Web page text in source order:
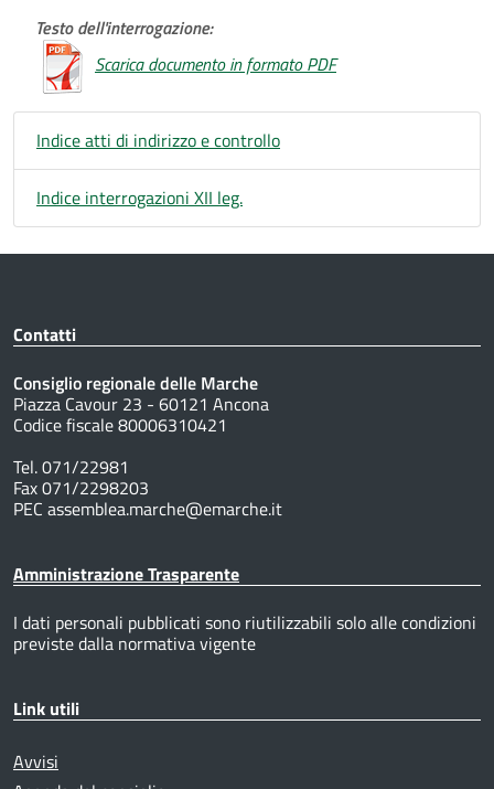
Testo dell'interrogazione:
Scarica documento in formato PDF
Indice atti di indirizzo e controllo
Indice interrogazioni XII leg.
Contatti
Consiglio regionale delle Marche
Piazza Cavour 23 - 60121 Ancona
Codice fiscale 80006310421
Tel. 071/22981
Fax 071/2298203
PEC assemblea.marche@emarche.it
Amministrazione Trasparente
I dati personali pubblicati sono riutilizzabili solo alle condizioni
previste dalla normativa vigente
Link utili
Avvisi